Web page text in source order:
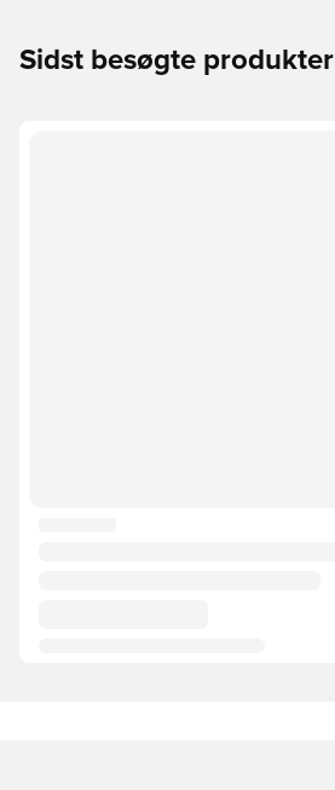
Sidst besøgte produkter